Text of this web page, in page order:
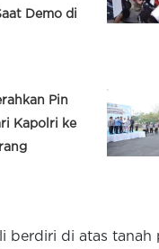
Demo di
Pin
Kapolri ke
berdiri di atas